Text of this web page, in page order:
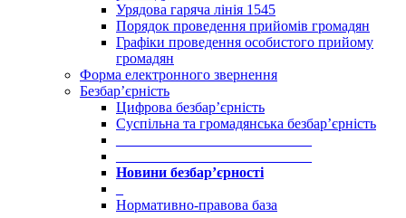
Урядова гаряча лінія 1545
Порядок проведення прийомів громадян
Графіки проведення особистого прийому
громадян
Форма електронного звернення
Безбар’єрність
Цифрова безбар’єрність
Суспільна та громадянська безбар’єрність
Новини безбар’єрності
Нормативно-правова база